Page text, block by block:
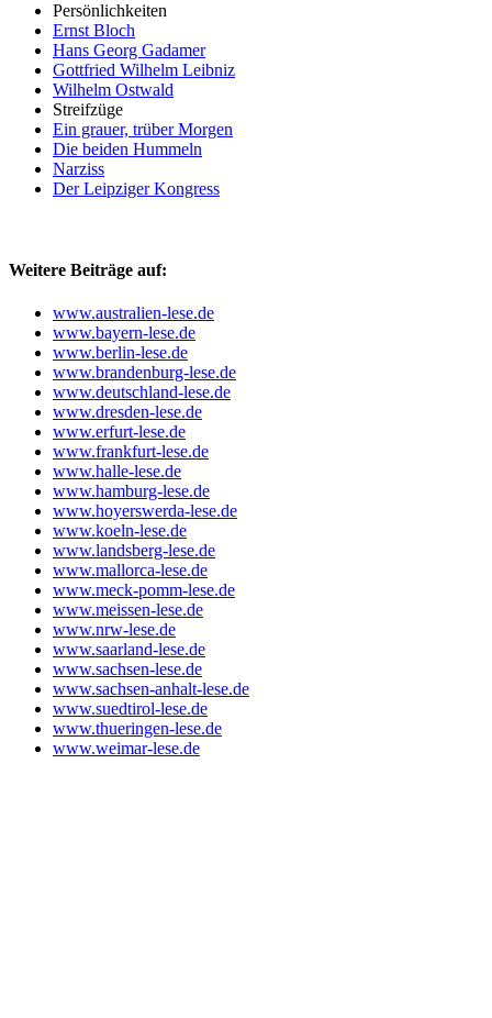
Persönlichkeiten
Ernst Bloch
Hans Georg Gadamer
Gottfried Wilhelm Leibniz
Wilhelm Ostwald
Streifzüge
Ein grauer, trüber Morgen
Die beiden Hummeln
Narziss
Der Leipziger Kongress
Weitere Beiträge auf:
www.australien-lese.de
www.bayern-lese.de
www.berlin-lese.de
www.brandenburg-lese.de
www.deutschland-lese.de
www.dresden-lese.de
www.erfurt-lese.de
www.frankfurt-lese.de
www.halle-lese.de
www.hamburg-lese.de
www.hoyerswerda-lese.de
www.koeln-lese.de
www.landsberg-lese.de
www.mallorca-lese.de
www.meck-pomm-lese.de
www.meissen-lese.de
www.nrw-lese.de
www.saarland-lese.de
www.sachsen-lese.de
www.sachsen-anhalt-lese.de
www.suedtirol-lese.de
www.thueringen-lese.de
www.weimar-lese.de